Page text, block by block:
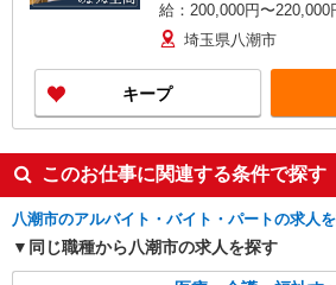
給：200,000円〜
30,000円 ・役職手当：
善手当：20,000〜60,000
により変動） ・固定残
間） ※固定残業時間を超
手当として別途支給 ・
歓迎 ・認知症介護基礎研
者研修 ・介護福祉士 な
埼玉県八潮市
キープ
このお仕事に関連する条件で探す
八潮市のアルバイト・バイト・パートの求人
同じ職種から八潮市の求人を探す